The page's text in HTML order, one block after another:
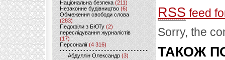
Національна безпека (211)
Незаконне будівництво(6)
Обмеження свободи слова
(283)
Педофіли з БЮТу (2)
переслідування журналістів
(17)
Персоналії (4 316)
Абдуллін Олександр (3)
RSS feed
Sorry, the
ТАКОЖ